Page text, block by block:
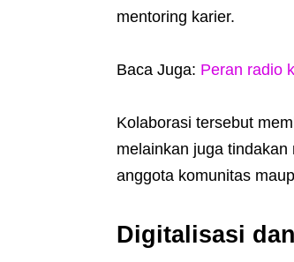
mentoring karier.
Baca Juga: Peran radio
Kolaborasi tersebut
melainkan juga
anggota komunitas
Digitalisasi